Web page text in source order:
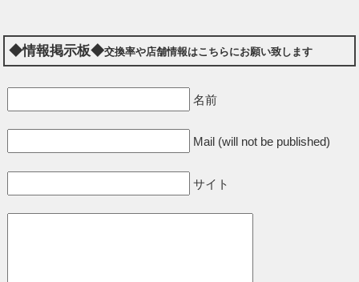
◆情報掲示板◆交換率や店舗情報はこちらにお願い致します
名前
Mail (will not be published)
サイト